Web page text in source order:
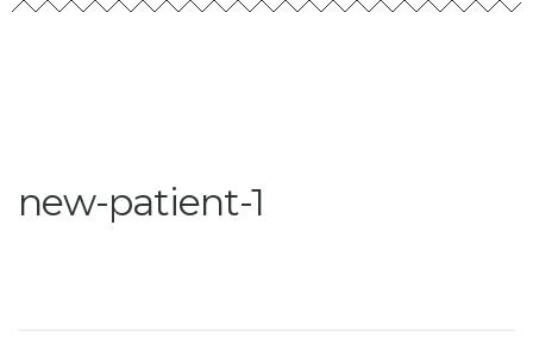
new-patient-1